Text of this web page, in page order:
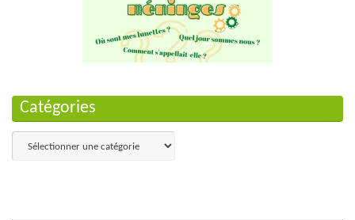
Catégories
Catégories